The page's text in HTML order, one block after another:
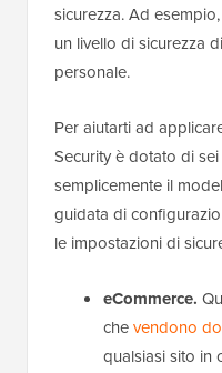
sicurezza. Ad
un livello di sicurezza
personale.
Per aiutarti ad
Security è dotato di
semplicemente il
guidata di
le impostazioni di
eCommerce.
chevendono
qualsiasi sito in